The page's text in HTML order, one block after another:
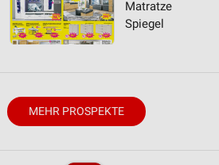
Matratze
Spiegel
MEHR PROSPEKTE